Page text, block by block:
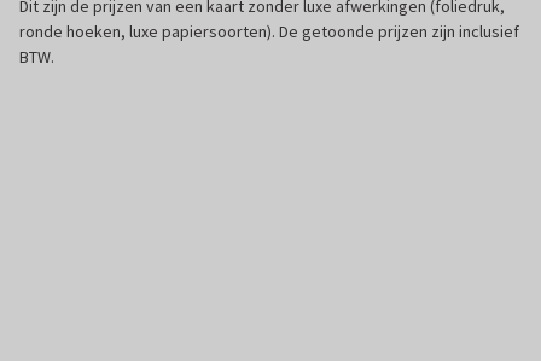
Dit zijn de prijzen van een kaart zonder luxe afwerkingen (foliedruk,
ronde hoeken, luxe papiersoorten). De getoonde prijzen zijn inclusief
BTW.